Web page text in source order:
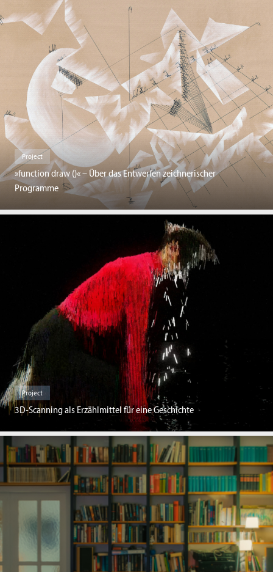
Project
»function draw ()« – Über das Entwerfen zeichnerischer
Programme
Project
3D-Scanning als Erzählmittel für eine Geschichte